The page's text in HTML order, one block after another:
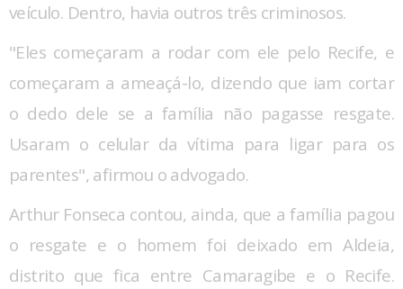
veículo. Dentro, havia outros três criminosos.
"Eles começaram a rodar com ele pelo Recife, e
começaram a ameaçá-lo, dizendo que iam cortar
o dedo dele se a família não pagasse resgate.
Usaram o celular da vítima para ligar para os
parentes", afirmou o advogado.
Arthur Fonseca contou, ainda, que a família pagou
o resgate e o homem foi deixado em Aldeia,
distrito que fica entre Camaragibe e o Recife.